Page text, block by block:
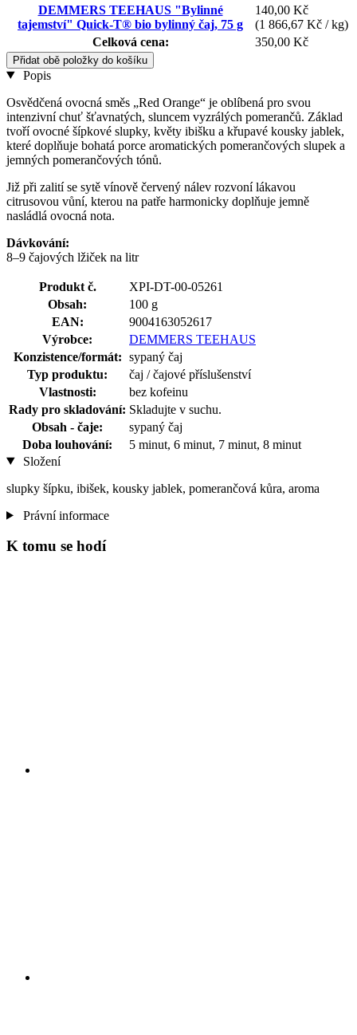
DEMMERS TEEHAUS "Bylinné
tajemství" Quick-T® bio bylinný čaj, 75 g
140,00 Kč
(1 866,67 Kč / kg)
Celková cena:
350,00 Kč
Přidat obě položky do košíku
Popis
Osvědčená ovocná směs „Red Orange“ je oblíbená pro svou
intenzivní chuť šťavnatých, sluncem vyzrálých pomerančů. Základ
tvoří ovocné šípkové slupky, květy ibišku a křupavé kousky jablek,
které doplňuje bohatá porce aromatických pomerančových slupek a
jemných pomerančových tónů.
Již při zalití se sytě vínově červený nálev rozvoní lákavou
citrusovou vůní, kterou na patře harmonicky doplňuje jemně
nasládlá ovocná nota.
Dávkování:
8–9 čajových lžiček na litr
Produkt č.
XPI-DT-00-05261
Obsah:
100 g
EAN:
9004163052617
Výrobce:
DEMMERS TEEHAUS
Konzistence/formát: sypaný čaj
Typ produktu:
čaj / čajové příslušenství
Vlastnosti:
bez kofeinu
Rady pro skladování: Skladujte v suchu.
Obsah - čaje:
sypaný čaj
Doba louhování:
5 minut, 6 minut, 7 minut, 8 minut
Složení
slupky šípku, ibišek, kousky jablek, pomerančová kůra, aroma
Právní informace
K tomu se hodí